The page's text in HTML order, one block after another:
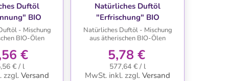
Duftöl
BIO
- Mischung
BIO-Ölen
€
€ / l
zzgl. Versand
Natürliches Duftöl
"Erfrischung" BIO
Natürliches Duftöl - Mischung
aus ätherischen BIO-Ölen
5,78 €
577,64 € / l
MwSt. inkl. zzgl. Versand